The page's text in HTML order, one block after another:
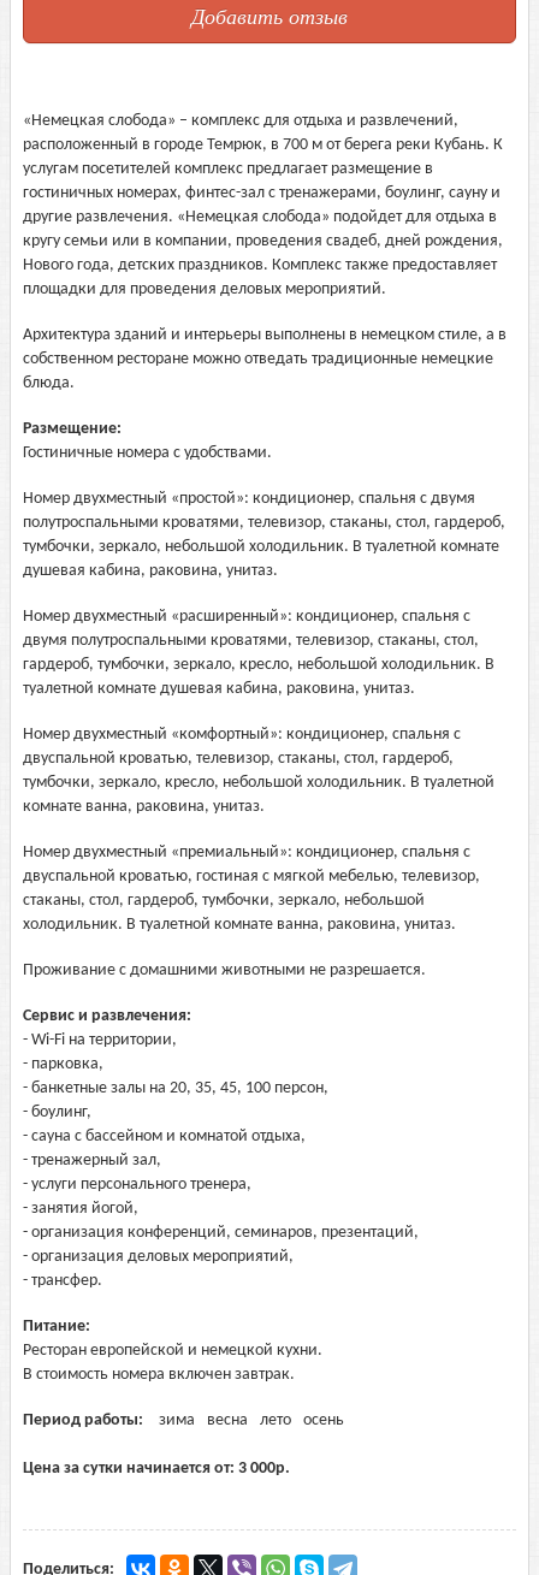
Добавить отзыв
«Немецкая слобода» – комплекс для отдыха и развлечений,
расположенный в городе Темрюк, в 700 м от берега реки Кубань. К
услугам посетителей комплекс предлагает размещение в
гостиничных номерах, финтес-зал с тренажерами, боулинг, сауну и
другие развлечения. «Немецкая слобода» подойдет для отдыха в
кругу семьи или в компании, проведения свадеб, дней рождения,
Нового года, детских праздников. Комплекс также предоставляет
площадки для проведения деловых мероприятий.
Архитектура зданий и интерьеры выполнены в немецком стиле, а в
собственном ресторане можно отведать традиционные немецкие
блюда.
Размещение:
Гостиничные номера с удобствами.
Номер двухместный «простой»: кондиционер, спальня с двумя
полутроспальными кроватями, телевизор, стаканы, стол, гардероб,
тумбочки, зеркало, небольшой холодильник. В туалетной комнате
душевая кабина, раковина, унитаз.
Номер двухместный «расширенный»: кондиционер, спальня с
двумя полутроспальными кроватями, телевизор, стаканы, стол,
гардероб, тумбочки, зеркало, кресло, небольшой холодильник. В
туалетной комнате душевая кабина, раковина, унитаз.
Номер двухместный «комфортный»: кондиционер, спальня с
двуспальной кроватью, телевизор, стаканы, стол, гардероб,
тумбочки, зеркало, кресло, небольшой холодильник. В туалетной
комнате ванна, раковина, унитаз.
Номер двухместный «премиальный»: кондиционер, спальня с
двуспальной кроватью, гостиная с мягкой мебелью, телевизор,
стаканы, стол, гардероб, тумбочки, зеркало, небольшой
холодильник. В туалетной комнате ванна, раковина, унитаз.
Проживание с домашними животными не разрешается.
Сервис и развлечения:
- Wi-Fi на территории,
- парковка,
- банкетные залы на 20, 35, 45, 100 персон,
- боулинг,
- сауна с бассейном и комнатой отдыха,
- тренажерный зал,
- услуги персонального тренера,
- занятия йогой,
- организация конференций, семинаров, презентаций,
- организация деловых мероприятий,
- трансфер.
Питание:
Ресторан европейской и немецкой кухни.
В стоимость номера включен завтрак.
Период работы: зима весна лето осень
Цена за сутки начинается от: 3 000р.
Поделиться: